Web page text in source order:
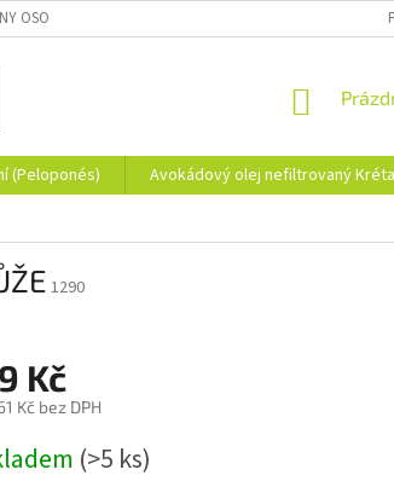
OSOBNÍCH ÚDAJŮ
(Peloponés) Avokádový olej nefiltrovaný
1290
Kč
Kč bez DPH
(>5 ks)